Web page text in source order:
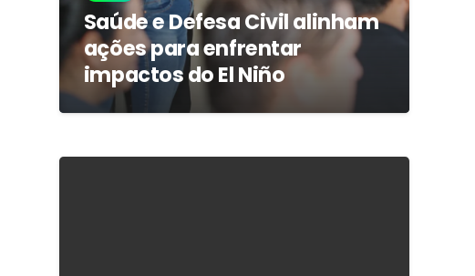
Saúde e Defesa Civil alinham
ações para enfrentar
impactos do El Niño